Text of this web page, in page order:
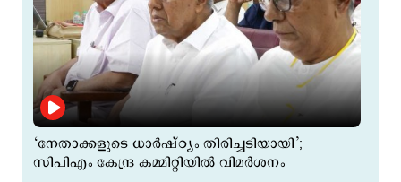
‘നേതാക്കളുടെ ധാര്‍ഷ്ഠ്യം തിരിച്ചടിയായി’;
സിപിഎം കേന്ദ്ര കമ്മിറ്റിയില്‍ വിമര്‍ശനം